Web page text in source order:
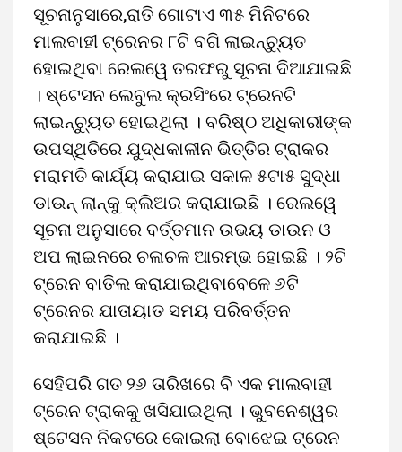
ସୂଚନାନୁସାରେ,ରାତି ଗୋଟାଏ ୩୫ ମିନିଟରେ
ମାଲବାହୀ ଟ୍ରେନର ୮ଟି ବଗି ଲାଇନ୍ଚ୍ୟୁତ
ହୋଇଥିବା ରେଲୱେ ତରଫରୁ ସୂଚନା ଦିଆଯାଇଛି
। ଷ୍ଟେସନ ଲେବୁଲ କ୍ରସିଂରେ ଟ୍ରେନଟି
ଲାଇନ୍ଚ୍ୟୁତ ହୋଇଥିଲା । ବରିଷ୍ଠ ଅଧିକାରୀଙ୍କ
ଉପସ୍ଥିତିରେ ଯୁଦ୍ଧକାଳୀନ ଭିତ୍ତିର ଟ୍ରାକର
ମରାମତି କାର୍ଯ୍ୟ କରାଯାଇ ସକାଳ ୫ଟା୫ ସୁଦ୍ଧା
ଡାଉନ୍‌ ଲାନ୍‌କୁ କ୍ଲିଅର କରାଯାଇଛି । ରେଲୱେ
ସୂଚନା ଅନୁସାରେ ବର୍ତ୍ତମାନ ଉଭୟ ଡାଉନ ଓ
ଅପ ଲାଇନରେ ଚଳାଚଳ ଆରମ୍ଭ ହୋଇଛି । ୨ଟି
ଟ୍ରେନ ବାତିଲ କରାଯାଇଥିବାବେଳେ ୬ଟି
ଟ୍ରେନର ଯାତାୟାତ ସମୟ ପରିବର୍ତ୍ତନ
କରାଯାଇଛି ।
ସେହିପରି ଗତ ୨୬ ତାରିଖରେ ବି ଏକ ମାଲବାହୀ
ଟ୍ରେନ ଟ୍ରାକକୁ ଖସିଯାଇଥିଲା । ଭୁବନେଶ୍ୱର
ଷ୍ଟେସନ ନିକଟରେ କୋଇଲା ବୋଝେଇ ଟ୍ରେନ